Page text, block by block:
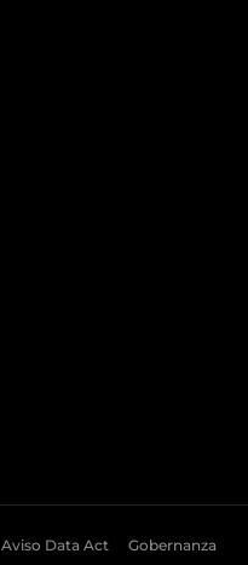
Aviso Data Act Gobernanza